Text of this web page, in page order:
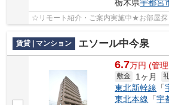
栃木県宇都宮
☆リモート紹介・ご案内実施中★お部屋探
賃貸 | マンション エソール中今泉
6.7万円 (管
敷金 1ヶ月
東北新幹線 「
東北本線 「宇